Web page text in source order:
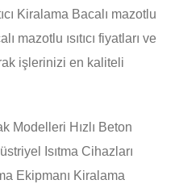
Kiralama Bacalı mazotlu
mazotlu ısıtıcı fiyatları ve
işlerinizi en kaliteli
Modelleri Hızlı Beton
Isıtma Cihazları
Ekipmanı Kiralama